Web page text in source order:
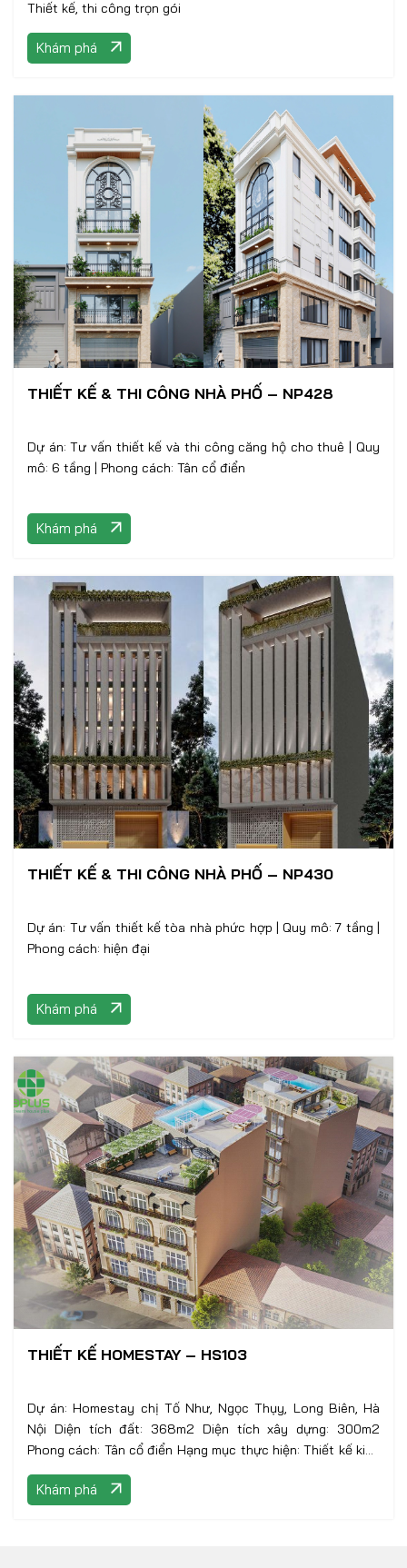
Thiết kế, thi công trọn gói
Khám phá
THIẾT KẾ & THI CÔNG NHÀ PHỐ – NP428
Dự án: Tư vấn thiết kế và thi công căng hộ cho thuê | Quy
mô: 6 tầng | Phong cách: Tân cổ điển
Khám phá
THIẾT KẾ & THI CÔNG NHÀ PHỐ – NP430
Dự án: Tư vấn thiết kế tòa nhà phức hợp | Quy mô: 7 tầng |
Phong cách: hiện đại
Khám phá
THIẾT KẾ HOMESTAY – HS103
Dự án: Homestay chị Tố Như, Ngọc Thụy, Long Biên, Hà
Nội Diện tích đất: 368m2 Diện tích xây dựng: 300m2
Phong cách: Tân cổ điển Hạng mục thực hiện: Thiết kế kiến
Khám phá